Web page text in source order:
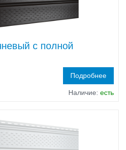
с полной
Подробнее
Наличие: есть